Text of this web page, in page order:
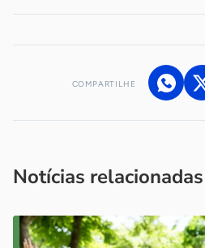
COMPARTILHE
Notícias relacionadas